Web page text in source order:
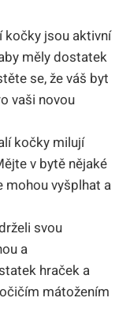
kočky jsou aktivní
měly dostatek
se, že váš byt
vaši novou
kočky milují
v bytě nějaké
mohou vyšplhat a
svou
a
hraček a
mátožením